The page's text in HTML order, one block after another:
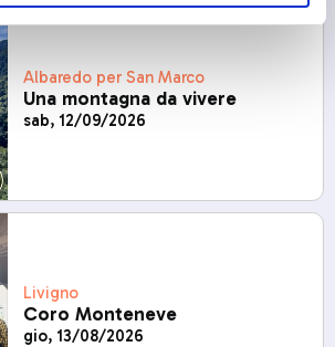
Albaredo per San Marco
Una montagna da vivere
sab, 12/09/2026
Livigno
Coro Monteneve
gio, 13/08/2026